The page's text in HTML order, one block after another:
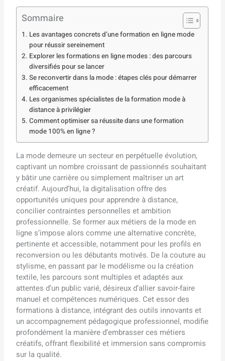
Sommaire
Les avantages concrets d’une formation en ligne mode
pour réussir sereinement
Explorer les formations en ligne modes : des parcours
diversifiés pour se lancer
Se reconvertir dans la mode : étapes clés pour démarrer
efficacement
Les organismes spécialistes de la formation mode à
distance à privilégier
Comment optimiser sa réussite dans une formation
mode 100% en ligne ?
La mode demeure un secteur en perpétuelle évolution,
captivant un nombre croissant de passionnés souhaitant
y bâtir une carrière ou simplement maîtriser un art
créatif. Aujourd’hui, la digitalisation offre des
opportunités uniques pour apprendre à distance,
concilier contraintes personnelles et ambition
professionnelle. Se former aux métiers de la mode en
ligne s’impose alors comme une alternative concrète,
pertinente et accessible, notamment pour les profils en
reconversion ou les débutants motivés. De la couture au
stylisme, en passant par le modélisme ou la création
textile, les parcours sont multiples et adaptés aux
attentes d’un public varié, désireux d’allier savoir-faire
manuel et compétences numériques. Cet essor des
formations à distance, intégrant des outils innovants et
un accompagnement pédagogique professionnel, modifie
profondément la manière d’embrasser ces métiers
créatifs, offrant flexibilité et immersion sans compromis
sur la qualité.